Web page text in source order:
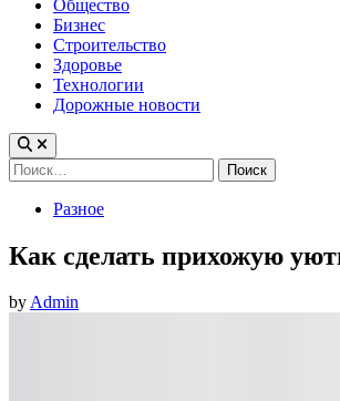
Общество
Бизнес
Строительство
Здоровье
Технологии
Дорожные новости
Найти:
PostedРазное
Как сделать прихожую
byAdmin